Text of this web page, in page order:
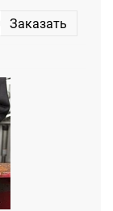
Заказать